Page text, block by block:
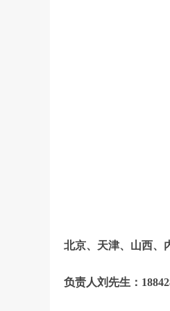
北京、天津、山西、
负责人刘先生：